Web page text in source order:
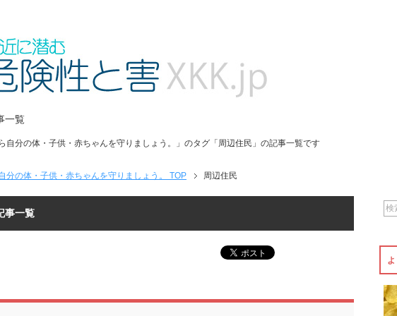
一覧
自分の体・子供・赤ちゃんを守りましょう。」のタグ「周辺住民」の記事一覧です
分の体・子供・赤ちゃんを守りましょう。 TOP 周辺住民
事一覧